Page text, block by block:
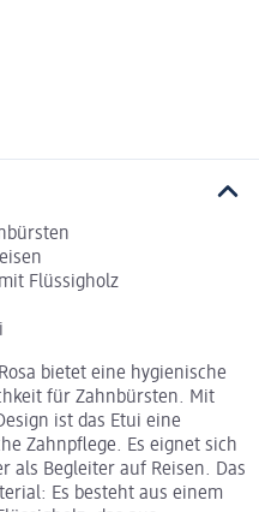
Flüssigholz
bietet eine hygienische
für Zahnbürsten. Mit
ist das Etui eine
Zahnpflege. Es eignet sich
als Begleiter auf Reisen. Das
Es besteht aus einem